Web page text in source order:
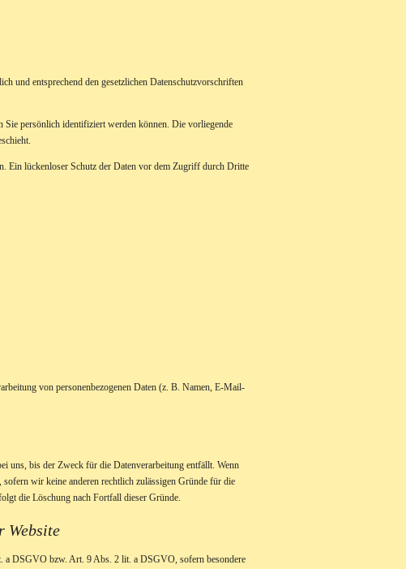
und entsprechend den gesetzlichen Datenschutzvorschriften
Sie persönlich identifiziert werden können. Die vorliegende
Ein lückenloser Schutz der Daten vor dem Zugriff durch Dritte
von personenbezogenen Daten (z. B. Namen, E-Mail-
uns, bis der Zweck für die Datenverarbeitung entfällt. Wenn
wir keine anderen rechtlich zulässigen Gründe für die
die Löschung nach Fortfall dieser Gründe.
Website
a DSGVO bzw. Art. 9 Abs. 2 lit. a DSGVO, sofern besondere